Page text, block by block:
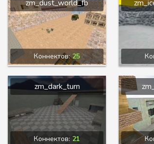
Коннектов:25
zm_dust_world_fb
Коннектов: 21
zm_dark_turn